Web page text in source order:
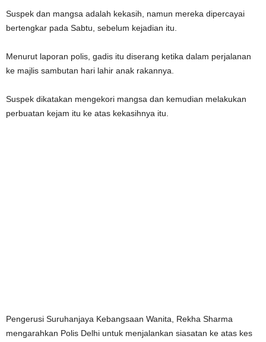
Suspek dan mangsa adalah kekasih, namun mereka dipercayai
bertengkar pada Sabtu, sebelum kejadian itu.
Menurut laporan polis, gadis itu diserang ketika dalam perjalanan
ke majlis sambutan hari lahir anak rakannya.
Suspek dikatakan mengekori mangsa dan kemudian melakukan
perbuatan kejam itu ke atas kekasihnya itu.
Pengerusi Suruhanjaya Kebangsaan Wanita, Rekha Sharma
mengarahkan Polis Delhi untuk menjalankan siasatan ke atas kes